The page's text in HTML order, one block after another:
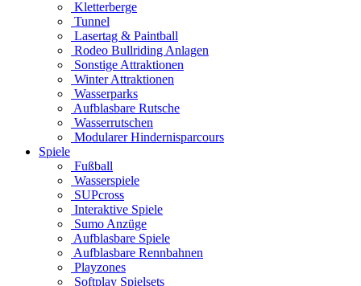
Kletterberge
Tunnel
Lasertag & Paintball
Rodeo Bullriding Anlagen
Sonstige Attraktionen
Winter Attraktionen
Wasserparks
Aufblasbare Rutsche
Wasserrutschen
Modularer Hindernisparcours
Spiele
Fußball
Wasserspiele
SUPcross
Interaktive Spiele
Sumo Anzüge
Aufblasbare Spiele
Aufblasbare Rennbahnen
Playzones
Softplay Spielsets